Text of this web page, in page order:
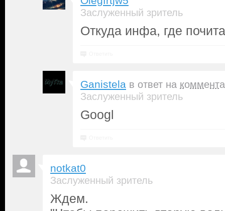
Заслуженный зритель
Откуда инфа, где
Ganistela в ответ на
Заслуженный зритель
Googl
notkat0
Заслуженный зритель
Ждем.